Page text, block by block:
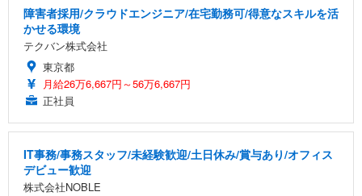
障害者採用/クラウドエンジニア/在宅勤務可/得意なスキルを活
かせる環境
テクバン株式会社
東京都
月給26万6,667円～56万6,667円
正社員
IT事務/事務スタッフ/未経験歓迎/土日休み/賞与あり/オフィス
デビュー歓迎
株式会社NOBLE